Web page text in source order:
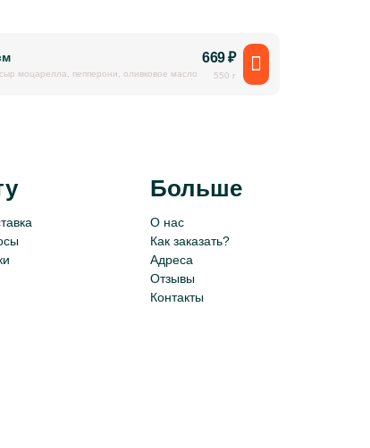
моцарелла, пепперони, оливковое масло
669₽
550 г
Больше
О нас
Как заказать?
Адреса
Отзывы
Контакты